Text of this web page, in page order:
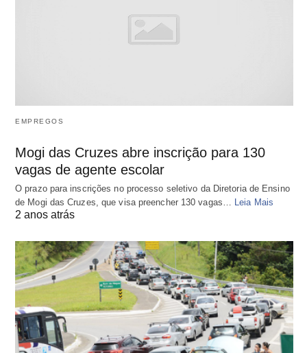
EMPREGOS
Mogi das Cruzes abre inscrição para 130
vagas de agente escolar
O prazo para inscrições no processo seletivo da Diretoria de Ensino
de Mogi das Cruzes, que visa preencher 130 vagas… Leia Mais
2 anos atrás